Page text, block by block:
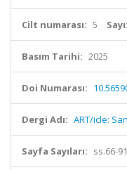
Cilt numarası: 5 Sayı:
Basım Tarihi: 2025
Doi Numarası:
Dergi Adı: ART/icle:
Sayfa Sayıları: ss.66-91